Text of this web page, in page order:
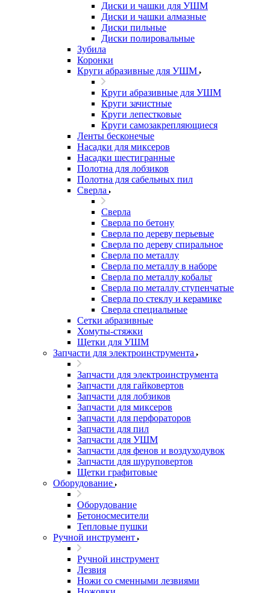
Диски и чашки для УШМ
Диски и чашки алмазные
Диски пильные
Диски полировальные
Зубила
Коронки
Круги абразивные для УШМ
Круги абразивные для УШМ
Круги зачистные
Круги лепестковые
Круги самозакрепляющиеся
Ленты бесконечые
Насадки для миксеров
Насадки шестигранные
Полотна для лобзиков
Полотна для сабельных пил
Сверла
Сверла
Сверла по бетону
Сверла по дереву перьевые
Сверла по дереву спиральное
Сверла по металлу
Сверла по металлу в наборе
Сверла по металлу кобальт
Сверла по металлу ступенчатые
Сверла по стеклу и керамике
Сверла специальные
Сетки абразивные
Хомуты-стяжки
Щетки для УШМ
Запчасти для электроинструмента
Запчасти для электроинструмента
Запчасти для гайковертов
Запчасти для лобзиков
Запчасти для миксеров
Запчасти для перфораторов
Запчасти для пил
Запчасти для УШМ
Запчасти для фенов и воздуходувок
Запчасти для шуруповертов
Щетки графитовые
Оборудование
Оборудование
Бетоносмесители
Тепловые пушки
Ручной инструмент
Ручной инструмент
Лезвия
Ножи со сменными лезвиями